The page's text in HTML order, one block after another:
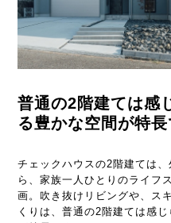
普通の2階建ては感
る豊かな空間が特長
チェックハウスの2階建ては
ら、家族一人ひとりのライフ
画。吹き抜けリビングや、ス
くりは、普通の2階建ては感